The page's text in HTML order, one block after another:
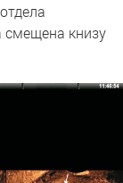
книзу